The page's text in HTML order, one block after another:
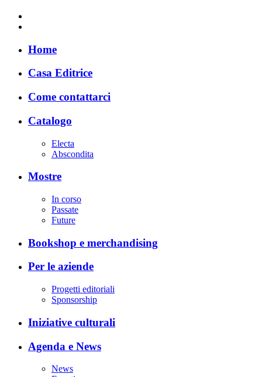
Home
Casa Editrice
Come contattarci
Catalogo
Electa
Abscondita
Mostre
In corso
Passate
Future
Bookshop e merchandising
Per le aziende
Progetti editoriali
Sponsorship
Iniziative culturali
Agenda e News
News